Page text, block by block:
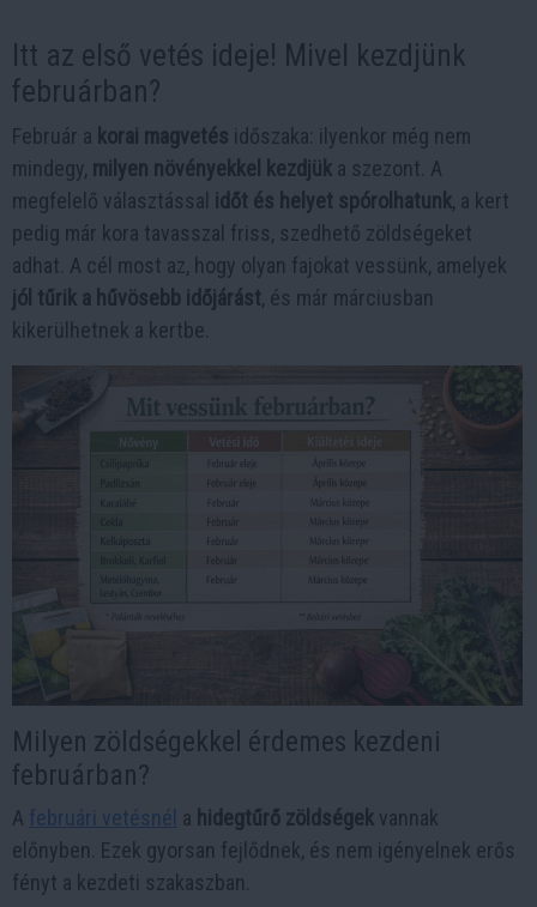
Itt az első vetés ideje! Mivel kezdjünk
februárban?
Február a korai magvetés időszaka: ilyenkor még nem
mindegy, milyen növényekkel kezdjük a szezont. A
megfelelő választással
időt és helyet spórolhatunk, a kert
pedig már kora tavasszal friss, szedhető zöldségeket
adhat. A cél most az, hogy olyan fajokat vessünk, amelyek
jól tűrik a hűvösebb időjárást, és már márciusban
kikerülhetnek a kertbe.
Milyen zöldségekkel érdemes kezdeni
februárban?
A februári vetésnél a hidegtűrő zöldségek vannak
előnyben. Ezek gyorsan fejlődnek, és nem igényelnek erős
fényt a kezdeti szakaszban.